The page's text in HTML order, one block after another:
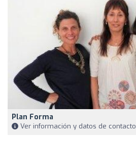
Plan Forma
Ver información y datos de contacto